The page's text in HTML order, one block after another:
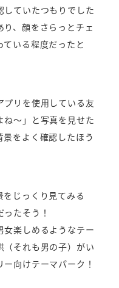
していたつもりでした
、顔をさらっとチェ
いる程度だったと
プリを使用している友
～」と写真を見せた
をよく確認したほう
じっくり見てみる
たそう！
楽しめるようなテー
（それも男の子）がい
向けテーマパーク！